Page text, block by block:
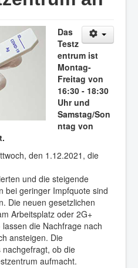
Das
Testz
entrum ist
Montag-
Freitag von
16:30 - 18:30
Uhr und
Samstag/Son
ntag von
den 1.12.2021, die
und die steigende
bei geringer Impfquote sind
Die neuen gesetzlichen
Arbeitsplatz oder 2G+
die Nachfrage nach
ansteigen. Die
ob die
aufmacht.